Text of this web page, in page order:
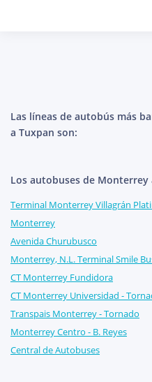
Las líneas de autobús más
a Tuxpan son:
Los autobuses de Monterrey
Terminal Monterrey Villagrán
Monterrey
Avenida Churubusco
Monterrey, N.L. Terminal Smile
CT Monterrey Fundidora
CT Monterrey Universidad -
Transpais Monterrey - Tornado
Monterrey Centro - B. Reyes
Central de Autobuses